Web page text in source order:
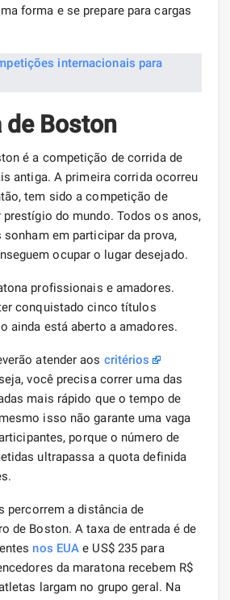
forma e se prepare para cargas
Boston
é a competição de corrida de
antiga. A primeira corrida ocorreu
tem sido a competição de
do mundo. Todos os anos,
em participar da prova,
ocupar o lugar desejado.
profissionais e amadores.
conquistado cinco títulos
ainda está aberto a amadores.
atender aos critérios
você precisa correr uma das
mais rápido que o tempo de
isso não garante uma vaga
porque o número de
ultrapassa a quota definida
percorrem a distância de
de Boston. A taxa de entrada é de
nos EUA e US$ 235 para
da maratona recebem R$
largam no grupo geral. Na